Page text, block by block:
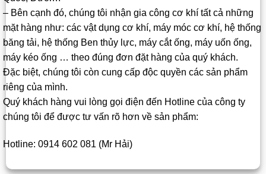
– Bên cạnh đó, chúng tôi nhận gia công cơ khí tất cả những
mặt hàng như: các vật dụng cơ khí, máy móc cơ khí, hệ thống
băng tải, hệ thống Ben thủy lực, máy cắt ống, máy uốn ống,
máy kéo ống … theo đúng đơn đặt hàng của quý khách.
Đặc biệt, chúng tôi còn cung cấp độc quyền các sản phẩm
riêng của mình.
Quý khách hàng vui lòng gọi điện đến Hotline của công ty
chúng tôi để được tư vấn rõ hơn về sản phẩm:
Hotline: 0914 602 081 (Mr Hải)